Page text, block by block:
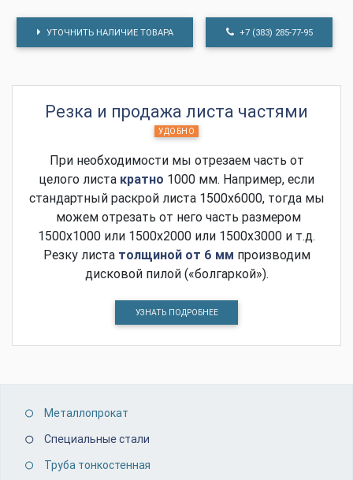
УТОЧНИТЬ НАЛИЧИЕ ТОВАРА +7 (383) 285-77-95
Резка и продажа листа частями
УДОБНО
При необходимости мы отрезаем часть от
целого листа кратно 1000 мм. Например, если
стандартный раскрой листа 1500х6000, тогда мы
можем отрезать от него часть размером
1500х1000 или 1500х2000 или 1500х3000 и т.д.
Резку листа толщиной от 6 мм производим
дисковой пилой («болгаркой»).
УЗНАТЬ ПОДРОБНЕЕ
Металлопрокат
Специальные стали
Труба тонкостенная